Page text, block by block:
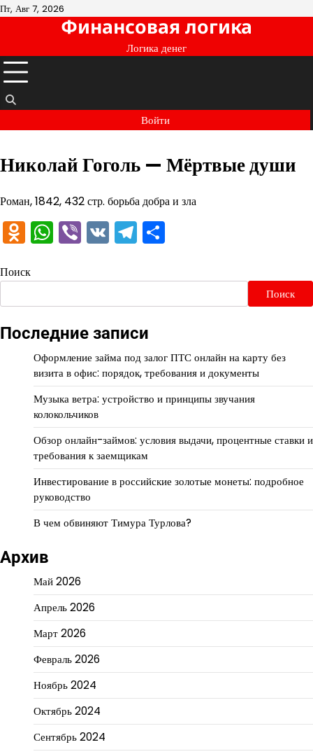
Перейти
Пт, Авг 7, 2026
Финансовая логика
Логика денег
Войти
Николай Гоголь — Мёртвые души
Роман, 1842, 432 стр. борьба добра и зла
Odnoklassniki
WhatsApp
Viber
VKTelegram
Поиск
Поиск
Последние записи
Оформление займа под залог ПТС онлайн на карту без
визита в офис: порядок, требования и документы
Музыка ветра: устройство и принципы звучания
колокольчиков
Обзор онлайн-займов: условия выдачи, процентные ставки и
требования к заемщикам
Инвестирование в российские золотые монеты: подробное
руководство
В чем обвиняют Тимура Турлова?
Архив
Май 2026
Апрель 2026
Март 2026
Февраль 2026
Ноябрь 2024
Октябрь 2024
Сентябрь 2024